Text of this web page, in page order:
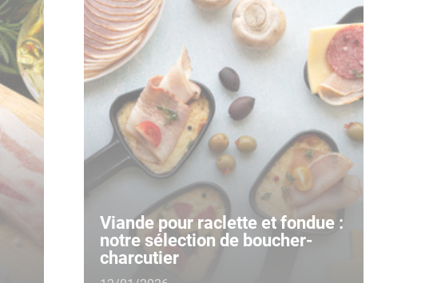
Viande pour raclette et fondue :
notre sélection de boucher-
charcutier